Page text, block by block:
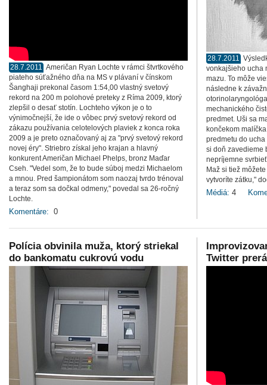
28.7.2011 Američan Ryan Lochte v rámci štvrtkového
piateho súťažného dňa na MS v plávaní v čínskom
Šanghaji prekonal časom 1:54,00 vlastný svetový
rekord na 200 m polohové preteky z Ríma 2009, ktorý
zlepšil o desať stotín. Lochteho výkon je o to
výnimočnejší, že ide o vôbec prvý svetový rekord od
zákazu používania celotelových plaviek z konca roka
2009 a je preto označovaný aj za "prvý svetový rekord
novej éry". Striebro získal jeho krajan a hlavný
konkurent Američan Michael Phelps, bronz Maďar
Cseh. "Vedel som, že to bude súboj medzi Michaelom
a mnou. Pred šampionátom som naozaj tvrdo trénoval
a teraz som sa dočkal odmeny," povedal sa 26-ročný
Lochte.
Komentáre: 0
28.7.2011
vonkajšieho ucha
mazu. To môže
následne k
mechanického
predmet. Uši sa
končekom
predmetu do
si doň zavedieme
nepríjemne
Maž si tiež
vytvoríte zátku,"
Médiá: 4
Polícia obvinila muža, ktorý striekal
do bankomatu cukrovú vodu
Twitter